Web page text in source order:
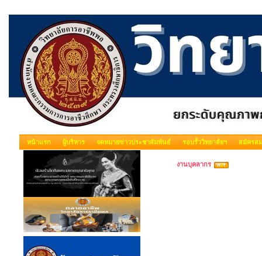
หน้าแรก ผู้บริหาร จดหมายข่าวประชาสัมพันธ์ รอบรั้ววิทยาลัยฯ สมัครส
งานบุคลากร